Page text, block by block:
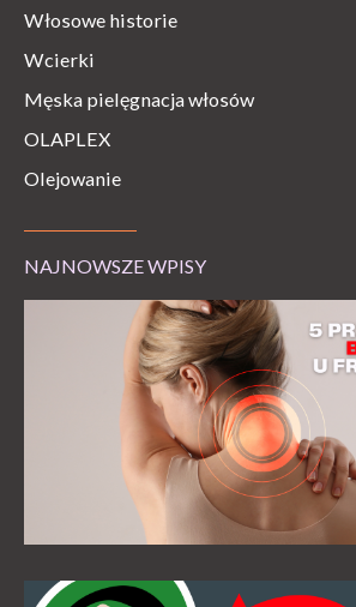
Włosowe historie
Wcierki
Męska pielęgnacja włosów
OLAPLEX
Olejowanie
NAJNOWSZE WPISY